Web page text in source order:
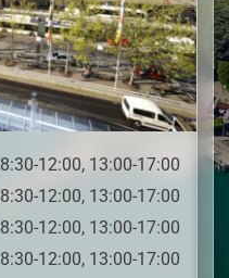
8:30-12:00, 13:00-17:00
8:30-12:00, 13:00-17:00
8:30-12:00, 13:00-17:00
8:30-12:00, 13:00-17:00